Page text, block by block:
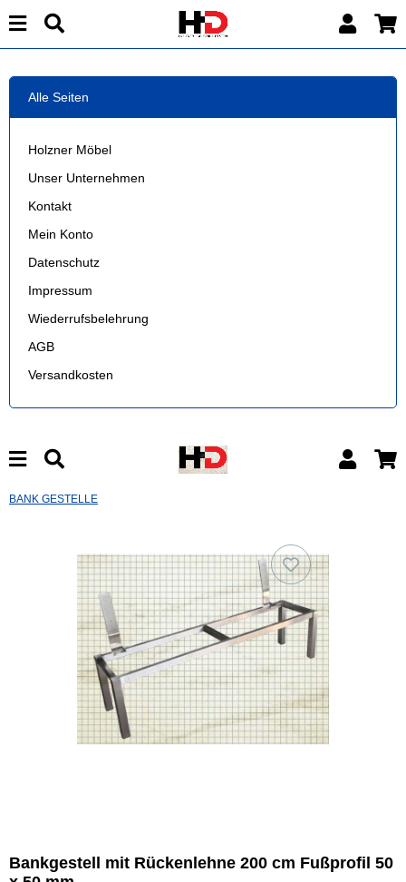
Alle Seiten
Holzner Möbel
Unser Unternehmen
Kontakt
Mein Konto
Datenschutz
Impressum
Wiederrufsbelehrung
AGB
Versandkosten
BANK GESTELLE
Bankgestell mit Rückenlehne 200 cm Fußprofil 50